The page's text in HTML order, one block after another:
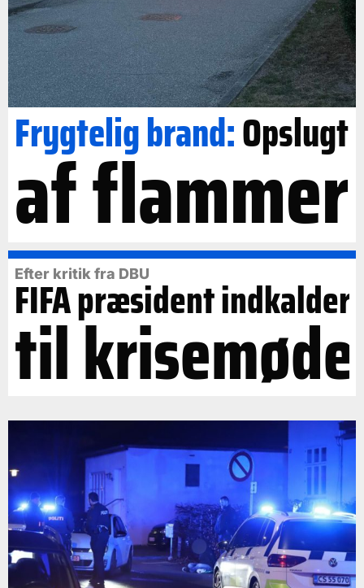
Frygtelig brand:Opslugt
af flammer
Efter kritik fra DBU
FIFA præsident indkalder
til krisemøde